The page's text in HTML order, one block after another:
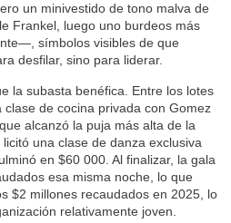
un minivestido de tono malva de
Frankel, luego uno burdeos más
símbolos visibles de que
desfilar, sino para liderar.
la subasta benéfica. Entre los lotes
de cocina privada con Gomez
alcanzó la puja más alta de la
una clase de danza exclusiva
en $60 000. Al finalizar, la gala
esa misma noche, lo que
$2 millones recaudados en 2025, lo
relativamente joven.